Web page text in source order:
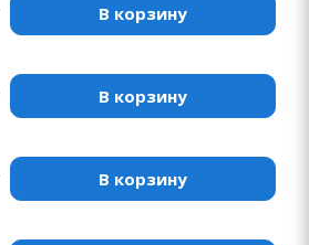
В корзину
В корзину
В корзину